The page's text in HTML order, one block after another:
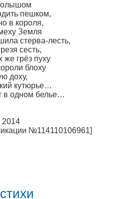
пешком,
в короля,
Земля
стерва-лесть,
сесть,
же грёз пуху
блоху
доху,
кутюрье…
в одном белье…
2014
№114110106961]